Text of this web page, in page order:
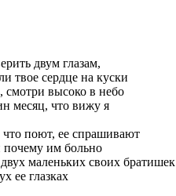
двум глазам,
твое сердце на куски
смотри высоко в небо
месяц, что вижу я
поют, ее спрашивают
почему им больно
маленьких своих братишек
ее глазках